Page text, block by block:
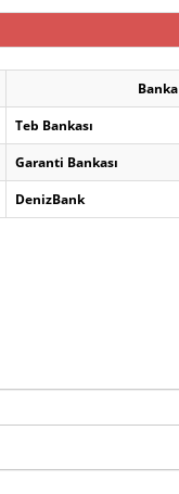
Banka
Teb Bankası
Garanti Bankası
DenizBank